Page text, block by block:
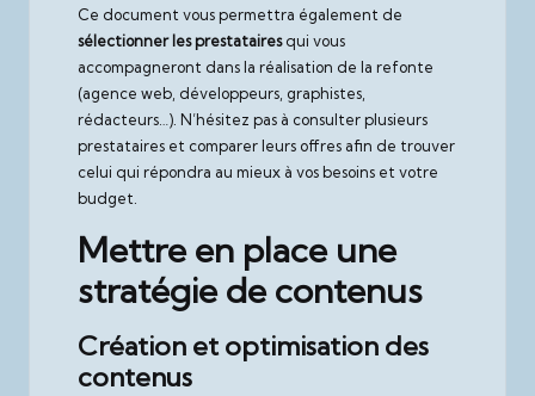
Ce document vous permettra également de
sélectionner les prestatairesqui vous
accompagneront dans la réalisation de la refonte
(agence web, développeurs, graphistes,
rédacteurs…). N’hésitez pas à consulter plusieurs
prestataires et comparer leurs offres afin de trouver
celui qui répondra au mieux à vos besoins et votre
budget.
Mettre en place une
stratégie de contenus
Création et optimisation des
contenus